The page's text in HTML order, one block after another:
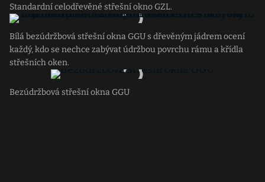
Standardní celodřevěné střešní okno GZL.
Bílá bezúdržbová střešní okna GGU s dřevěným jádrem ocení
každý, kdo se nechce zabývat údržbou povrchu rámu a křídla
střešních oken.
Bezúdržbová střešní okna GGU